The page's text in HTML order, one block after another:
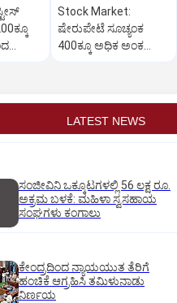
Stock Market:
ಷೇರುಪೇಟೆ ಸೂಚ್ಯಂಕ
400ಕ್ಕೂ ಅಧಿಕ ಅಂಕ
LATEST NEWS
ಸಂಜೀವಿನಿ ಒಕ್ಕೂಟಗಳಲ್ಲಿ 56 ಲಕ್ಷ ರೂ.
ಅಕ್ರಮ ಬಳಕೆ: ಮಹಿಳಾ ಸ್ವಸಹಾಯ
ಸಂಘಗಳು ಕಂಗಾಲು
ಕೇಂದ್ರದಿಂದ ನ್ಯಾಯಯುತ ತೆರಿಗೆ
ಹಂಚಿಕೆ ಆಗ್ರಹಿಸಿ ತಮಿಳುನಾಡು
ನಿರ್ಣಯ